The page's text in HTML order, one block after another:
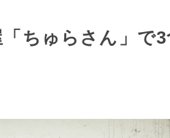
ちゅらさん」で3